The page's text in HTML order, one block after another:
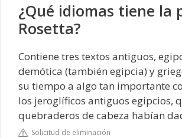
¿Qué idiomas tiene la
Rosetta?
Contiene tres textos antiguos,
demótica (también egipcia) y
su tiempo a algo tan importante
los jeroglíficos antiguos egipcios,
quebraderos de cabeza habían
Solicitud de eliminación